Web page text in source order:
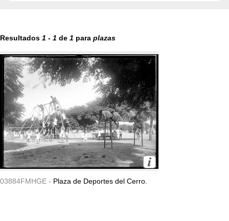
Resultados 1 - 1 de 1 para plazas
03884FMHGE - Plaza de Deportes del Cerro.